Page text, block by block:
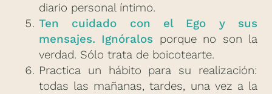
diario personal íntimo.
Ten cuidado con el Ego y sus
mensajes. Ignóralos porque no son la
verdad. Sólo trata de boicotearte.
Practica un hábito para su realización:
todas las mañanas, tardes, una vez a la